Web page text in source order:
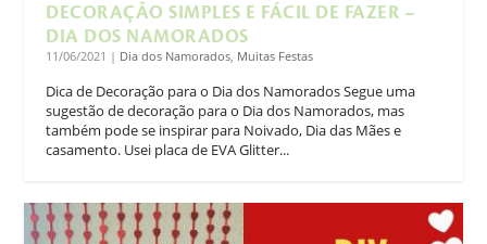
DECORAÇÃO SIMPLES E FÁCIL DE FAZER –
DIA DOS NAMORADOS
11/06/2021 | Dia dos Namorados Muitas Festas
Dica de Decoração para o Dia dos Namorados Segue uma
sugestão de decoração para o Dia dos Namorados, mas
também pode se inspirar para Noivado, Dia das Mães e
casamento. Usei placa de EVA Glitter...